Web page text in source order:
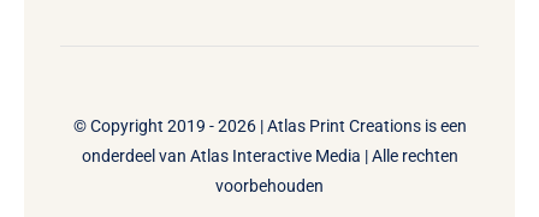
© Copyright 2019 - 2026 | Atlas Print Creations is een
onderdeel van Atlas Interactive Media | Alle rechten
voorbehouden